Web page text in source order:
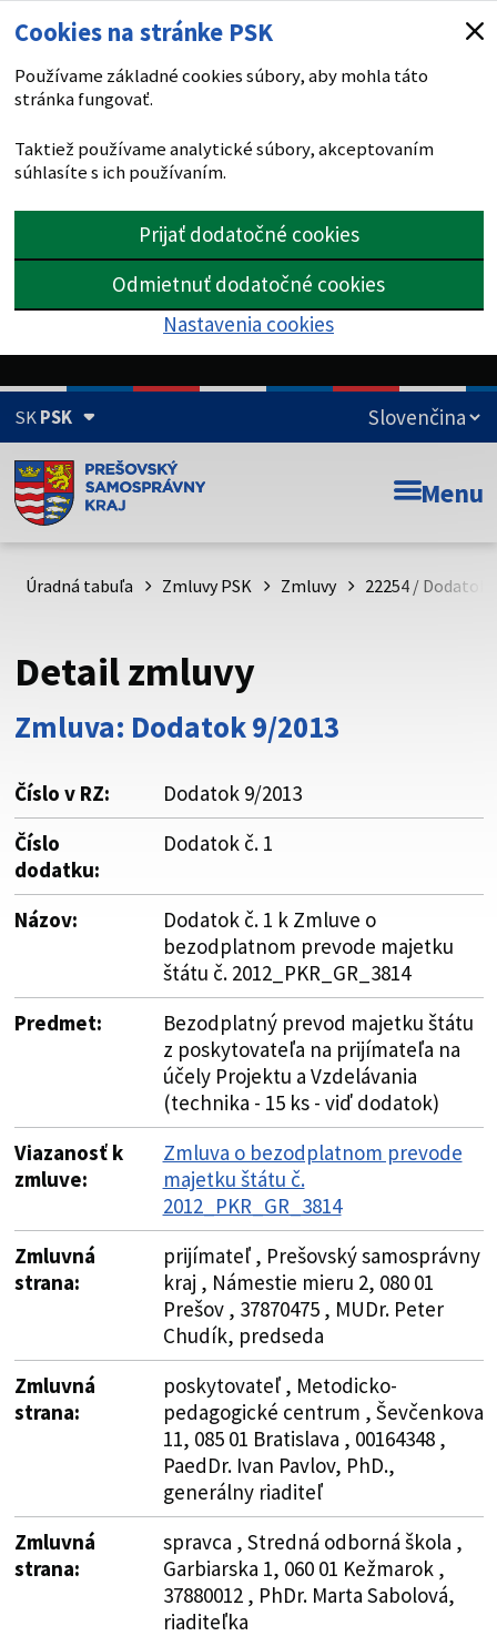
Cookies na stránke PSK
Používame základné cookies súbory, aby mohla táto
stránka fungovať.
Taktiež používame analytické súbory, akceptovaním
súhlasíte s ich používaním.
Prijať dodatočné cookies
Odmietnuť dodatočné cookies
Nastavenia cookies
SKPSK
Doména psk.sk je oficiálna
Toto je oficiálna webová stránka Prešovského
psk.sk.
Buďte pozorní a vždy sa uistite, že zdieľate informácie iba
cez zabezpečenú webovú stránku. Zabezpečená stránka
vždy začína https:// pred názvom domény webového sídla.
Menu
Úradná tabuľa Zmluvy PSK Zmluvy 22254 / Dodatok
Detail zmluvy
Zmluva: Dodatok 9/2013
Číslo v RZ:
Dodatok 9/2013
Číslo
dodatku:
Dodatok č. 1
Názov:
Dodatok č. 1 k Zmluve o
bezodplatnom prevode majetku
štátu č. 2012_PKR_GR_3814
Predmet:
Bezodplatný prevod majetku štátu
z poskytovateľa na prijímateľa na
účely Projektu a Vzdelávania
(technika - 15 ks - viď dodatok)
Viazanosť k
zmluve:
Zmluva o bezodplatnom prevode
majetku štátu č.
2012_PKR_GR_3814
Zmluvná
strana:
prijímateľ , Prešovský samosprávny
kraj , Námestie mieru 2, 080 01
Prešov , 37870475 , MUDr. Peter
Chudík, predseda
Zmluvná
strana:
poskytovateľ , Metodicko-
pedagogické centrum , Ševčenkova
11, 085 01 Bratislava , 00164348 ,
PaedDr. Ivan Pavlov, PhD.,
generálny riaditeľ
Zmluvná
strana:
spravca , Stredná odborná škola ,
Garbiarska 1, 060 01 Kežmarok ,
37880012 , PhDr. Marta Sabolová,
riaditeľka